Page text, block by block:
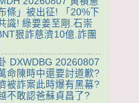
條」被出征! 「20%下
識! 綠要姜至剛.石崇
狠詐慈濟10億.詐團
DXWDBG 20260807
命陳時中還要討道歉?
被詐案此時爆有黑幕?
不敢認爸蘇貞昌了?